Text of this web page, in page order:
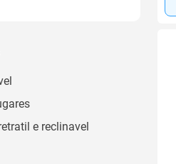
e reclinavel